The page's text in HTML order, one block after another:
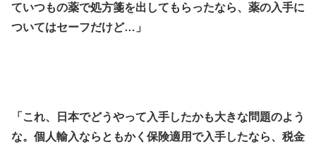
ていつもの薬で処方箋を出してもらったなら、薬の入手に
ついてはセーフだけど…」
「これ、日本でどうやって入手したかも大きな問題のよう
な。個人輸入ならともかく保険適用で入手したなら、税金